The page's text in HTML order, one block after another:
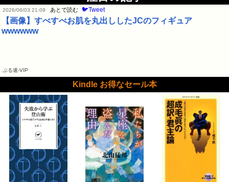
2026/06/03 21:09 あとで読む 🐦Tweet
【画像】すべすべお肌を丸出ししたJCのフィギュア
wwwwww
ぶる速-VIP
Kindle お得なセール本